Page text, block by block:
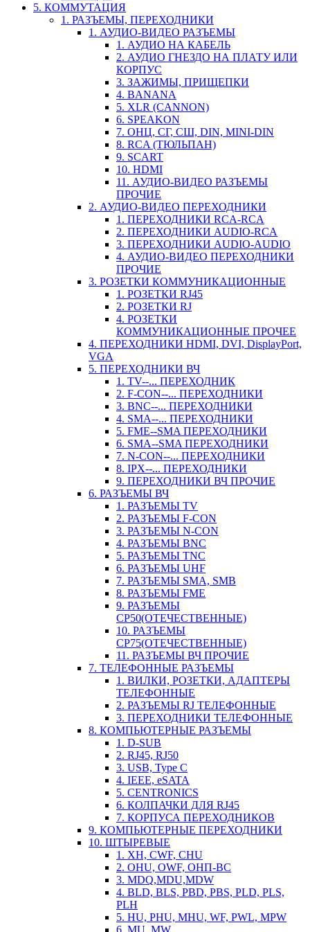
5. КОММУТАЦИЯ
1. РАЗЪЕМЫ, ПЕРЕХОДНИКИ
1. АУДИО-ВИДЕО РАЗЪЕМЫ
1. АУДИО НА КАБЕЛЬ
2. АУДИО ГНЕЗДО НА ПЛАТУ ИЛИ
КОРПУС
3. ЗАЖИМЫ, ПРИЩЕПКИ
4. BANANA
5. XLR (CANNON)
6. SPEAKON
7. ОНЦ, СГ, СШ, DIN, MINI-DIN
8. RCA (ТЮЛЬПАН)
9. SCART
10. HDMI
11. АУДИО-ВИДЕО РАЗЪЕМЫ
ПРОЧИЕ
2. АУДИО-ВИДЕО ПЕРЕХОДНИКИ
1. ПЕРЕХОДНИКИ RCA-RCA
2. ПЕРЕХОДНИКИ AUDIO-RCA
3. ПЕРЕХОДНИКИ AUDIO-AUDIO
4. АУДИО-ВИДЕО ПЕРЕХОДНИКИ
ПРОЧИЕ
3. РОЗЕТКИ КОММУНИКАЦИОННЫЕ
1. РОЗЕТКИ RJ45
2. РОЗЕТКИ RJ
4. РОЗЕТКИ
КОММУНИКАЦИОННЫЕ ПРОЧЕЕ
4. ПЕРЕХОДНИКИ HDMI, DVI, DisplayPort,
VGA
5. ПЕРЕХОДНИКИ ВЧ
1. TV--... ПЕРЕХОДНИК
2. F-CON--... ПЕРЕХОДНИКИ
3. BNC--... ПЕРЕХОДНИКИ
4. SMA--... ПЕРЕХОДНИКИ
5. FME--SMA ПЕРЕХОДНИКИ
6. SMA--SMA ПЕРЕХОДНИКИ
7. N-CON--... ПЕРЕХОДНИКИ
8. IPX--... ПЕРЕХОДНИКИ
9. ПЕРЕХОДНИКИ ВЧ ПРОЧИЕ
6. РАЗЪЕМЫ ВЧ
1. РАЗЪЕМЫ TV
2. РАЗЪЕМЫ F-CON
3. РАЗЪЕМЫ N-CON
4. РАЗЪЕМЫ BNC
5. РАЗЪЕМЫ TNC
6. РАЗЪЕМЫ UHF
7. РАЗЪЕМЫ SMA, SMB
8. РАЗЪЕМЫ FME
9. РАЗЪЕМЫ
СР50(ОТЕЧЕСТВЕННЫЕ)
10. РАЗЪЕМЫ
СР75(ОТЕЧЕСТВЕННЫЕ)
11. РАЗЪЕМЫ ВЧ ПРОЧИЕ
7. ТЕЛЕФОННЫЕ РАЗЪЕМЫ
1. ВИЛКИ, РОЗЕТКИ, АДАПТЕРЫ
ТЕЛЕФОННЫЕ
2. РАЗЪЕМЫ RJ ТЕЛЕФОННЫЕ
3. ПЕРЕХОДНИКИ ТЕЛЕФОННЫЕ
8. КОМПЬЮТЕРНЫЕ РАЗЪЕМЫ
1. D-SUB
2. RJ45, RJ50
3. USB, Type C
4. IEEE, eSATA
5. CENTRONICS
6. КОЛПАЧКИ ДЛЯ RJ45
7. КОРПУСА ПЕРЕХОДНИКОВ
9. КОМПЬЮТЕРНЫЕ ПЕРЕХОДНИКИ
10. ШТЫРЕВЫЕ
1. XH, CWF, CHU
2. OHU, OWF, ОНП-ВС
3. MDQ,MDU,MDW
4. BLD, BLS, PBD, PBS, PLD, PLS,
PLH
5. HU, PHU, MHU, WF, PWL, MPW
6. MU, MW